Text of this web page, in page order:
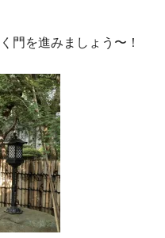
門を進みましょう〜！